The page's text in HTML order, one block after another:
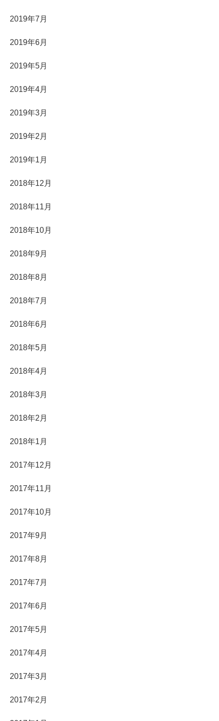
2019年7月
2019年6月
2019年5月
2019年4月
2019年3月
2019年2月
2019年1月
2018年12月
2018年11月
2018年10月
2018年9月
2018年8月
2018年7月
2018年6月
2018年5月
2018年4月
2018年3月
2018年2月
2018年1月
2017年12月
2017年11月
2017年10月
2017年9月
2017年8月
2017年7月
2017年6月
2017年5月
2017年4月
2017年3月
2017年2月